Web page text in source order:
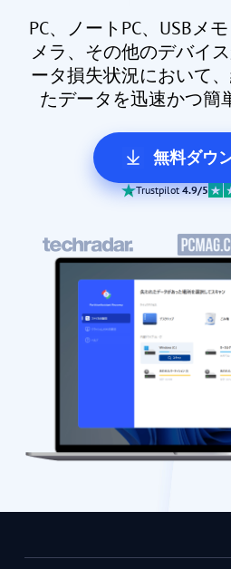
PC、ノートPC、USBメ
メラ、その他のデバイ
ータ損失状況において
たデータを迅速かつ簡
無料ダウ
Trustpilot4.9/5